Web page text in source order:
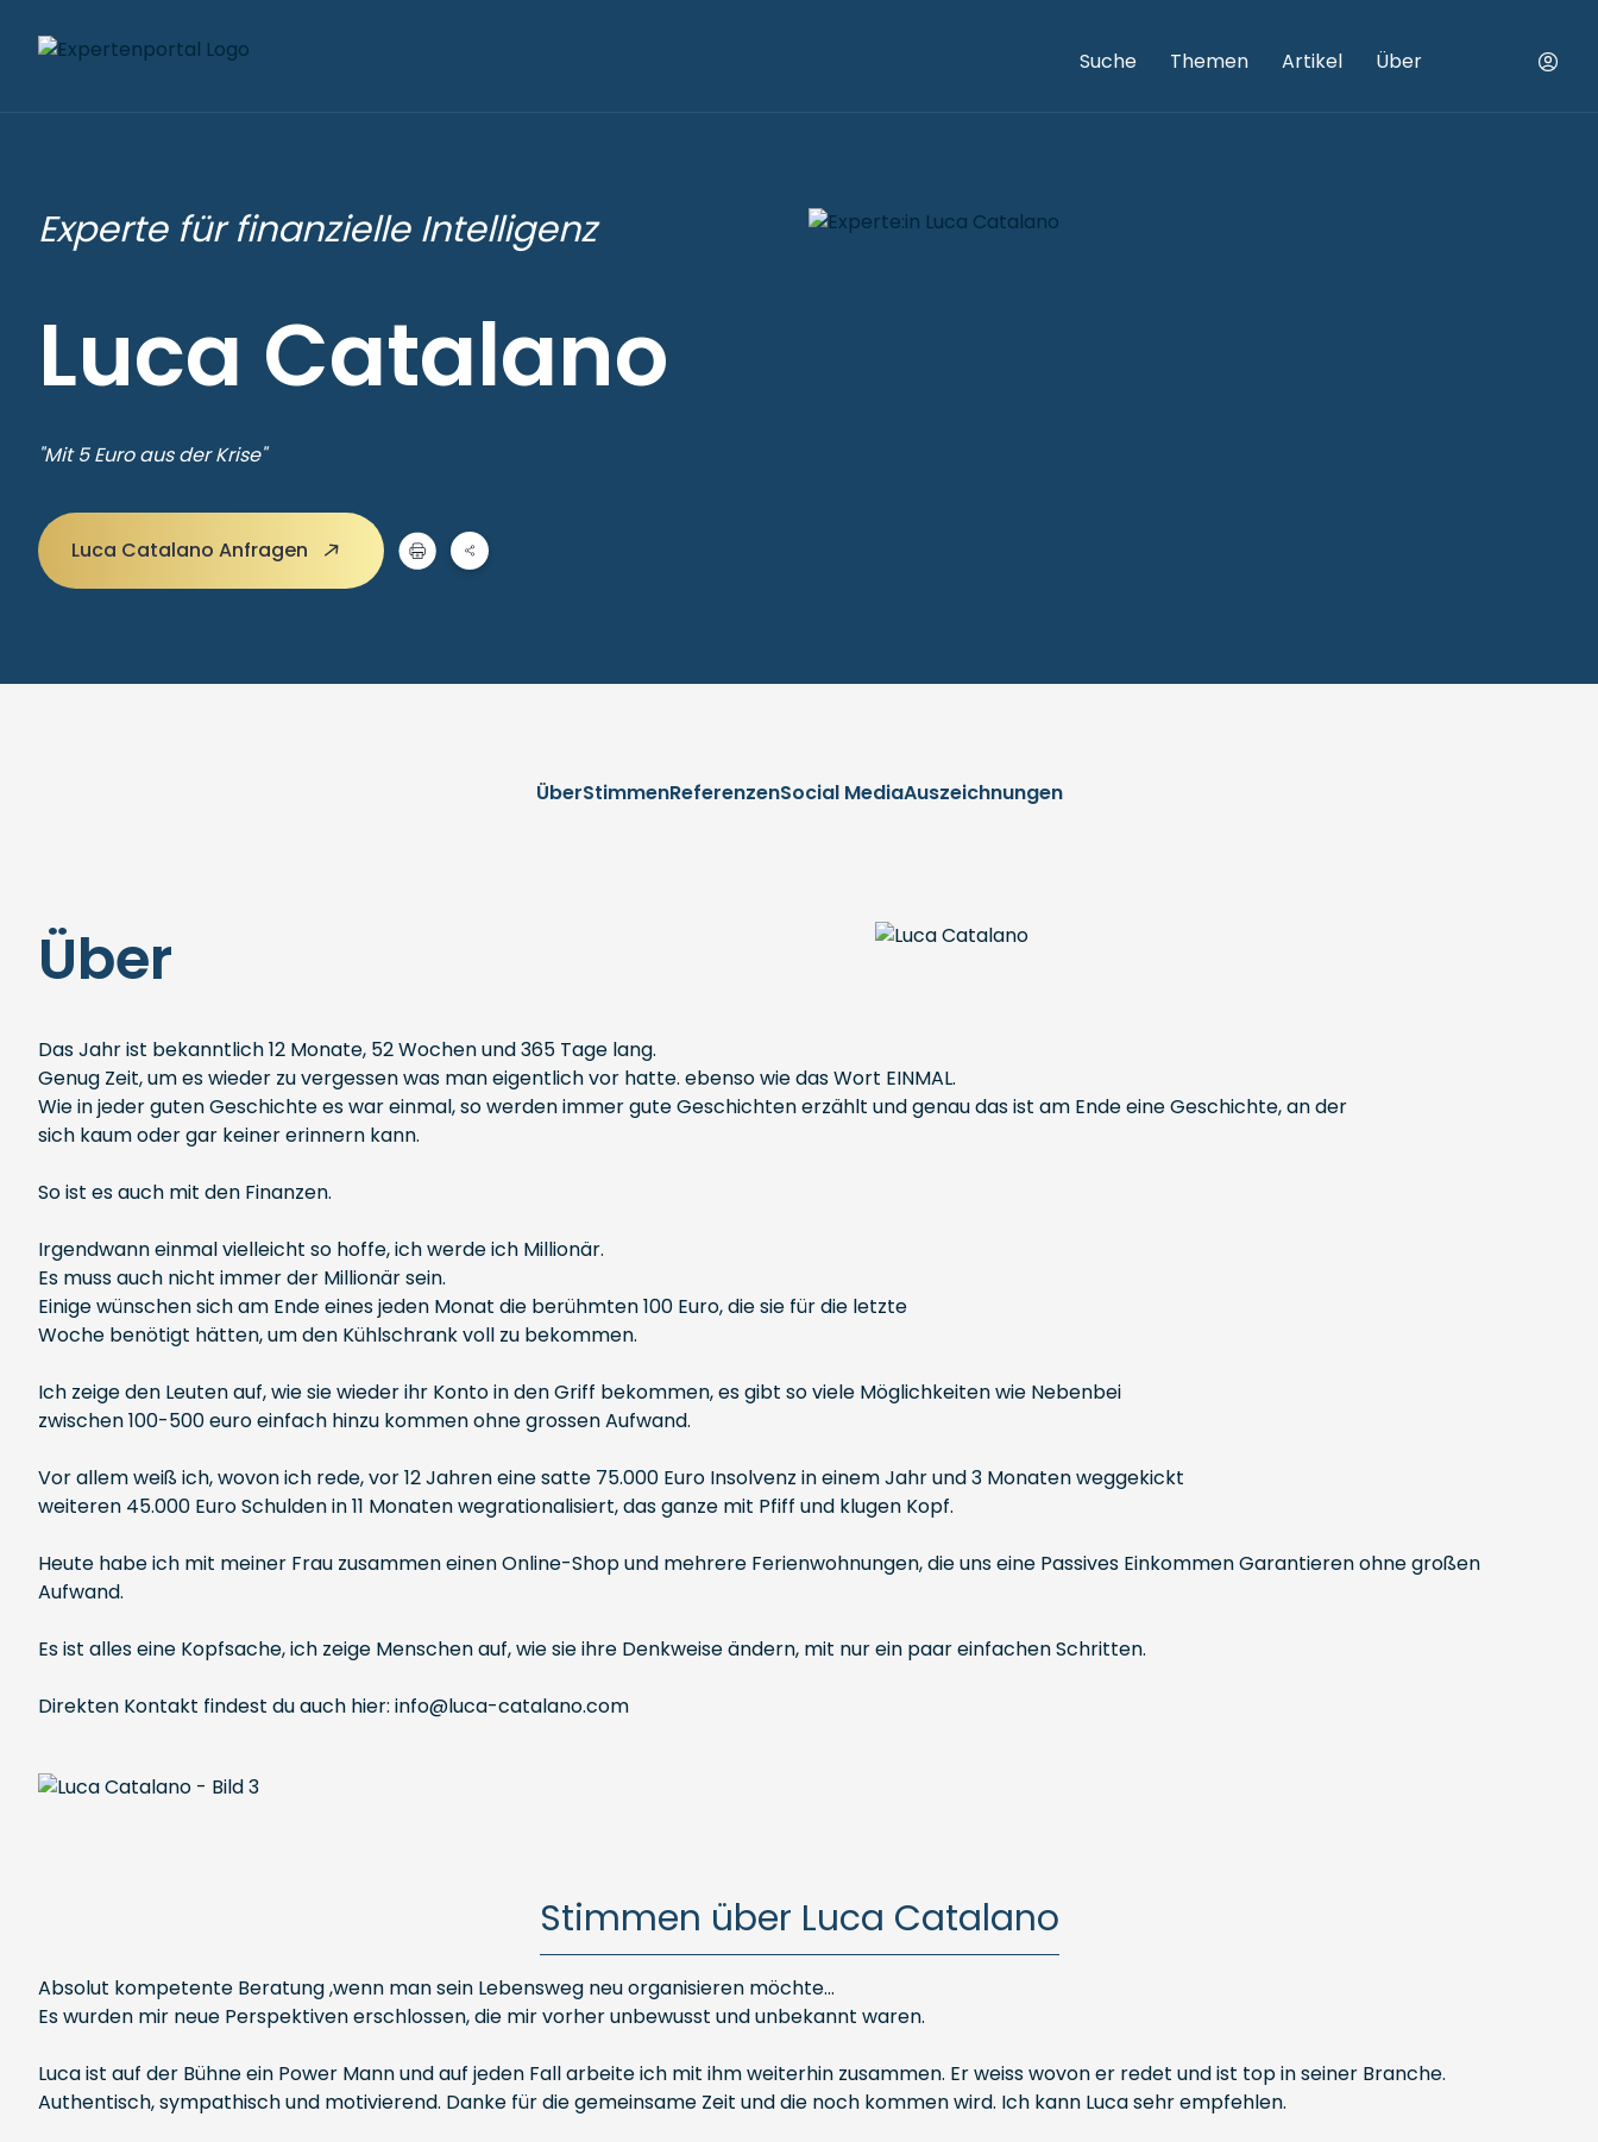
Suche Themen Artikel Über
Experte für finanzielle Intelligenz
Luca Catalano
"Mit 5 Euro aus der Krise"
Luca Catalano Anfragen
ÜberStimmenReferenzenSocial MediaAuszeichnungen
Über
Das Jahr ist bekanntlich 12 Monate, 52 Wochen und 365 Tage lang.
Genug Zeit, um es wieder zu vergessen was man eigentlich vor hatte. ebenso wie das Wort EINMAL.
Wie in jeder guten Geschichte es war einmal, so werden immer gute Geschichten erzählt und genau das ist am Ende eine Geschichte, an der
sich kaum oder gar keiner erinnern kann.
So ist es auch mit den Finanzen.
Irgendwann einmal vielleicht so hoffe, ich werde ich Millionär.
Es muss auch nicht immer der Millionär sein.
Einige wünschen sich am Ende eines jeden Monat die berühmten 100 Euro, die sie für die letzte
Woche benötigt hätten, um den Kühlschrank voll zu bekommen.
Ich zeige den Leuten auf, wie sie wieder ihr Konto in den Griff bekommen, es gibt so viele Möglichkeiten wie Nebenbei
zwischen 100-500 euro einfach hinzu kommen ohne grossen Aufwand.
Vor allem weiß ich, wovon ich rede, vor 12 Jahren eine satte 75.000 Euro Insolvenz in einem Jahr und 3 Monaten weggekickt
weiteren 45.000 Euro Schulden in 11 Monaten wegrationalisiert, das ganze mit Pfiff und klugen Kopf.
Heute habe ich mit meiner Frau zusammen einen Online-Shop und mehrere Ferienwohnungen, die uns eine Passives Einkommen Garantieren ohne großen
Aufwand.
Es ist alles eine Kopfsache, ich zeige Menschen auf, wie sie ihre Denkweise ändern, mit nur ein paar einfachen Schritten.
Direkten Kontakt findest du auch hier: info@luca-catalano.com
Stimmen über Luca Catalano
Absolut kompetente Beratung ,wenn man sein Lebensweg neu organisieren möchte...
Es wurden mir neue Perspektiven erschlossen, die mir vorher unbewusst und unbekannt waren.
Luca ist auf der Bühne ein Power Mann und auf jeden Fall arbeite ich mit ihm weiterhin zusammen. Er weiss wovon er redet und ist top in seiner Branche.
Authentisch, sympathisch und motivierend. Danke für die gemeinsame Zeit und die noch kommen wird. Ich kann Luca sehr empfehlen.